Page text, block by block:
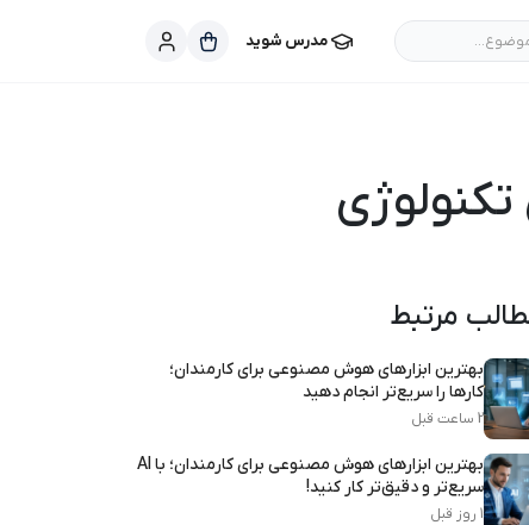
موضوع... مدرس شوید
مرتبط
بهترین ابزارهای هوش مصنوعی برای کارمندان؛
کارها را سریع‌تر انجام دهید
2 ساعت قبل
بهترین ابزارهای هوش مصنوعی برای کارمندان؛ با AI
سریع‌تر و دقیق‌تر کار کنید!
1 روز قبل